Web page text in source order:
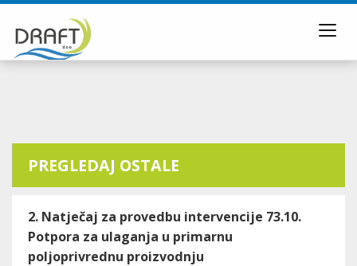
PREGLEDAJ OSTALE
2. Natječaj za provedbu intervencije 73.10.
Potpora za ulaganja u primarnu
poljoprivrednu proizvodnju